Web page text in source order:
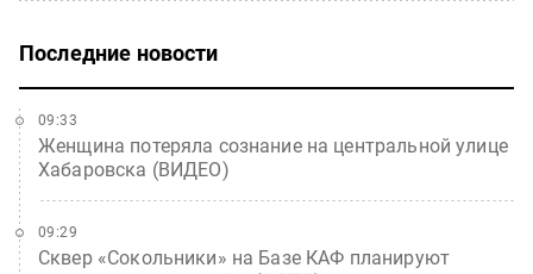
Последние новости
Женщина потеряла сознание на центральной улице
Хабаровска (ВИДЕО)
09:33
Сквер «Сокольники» на Базе КАФ планируют
09:29